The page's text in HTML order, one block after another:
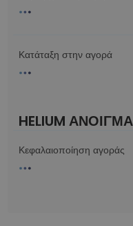
Κατάταξη στην αγορά
HELIUM
Κεφαλαιοποίηση αγοράς